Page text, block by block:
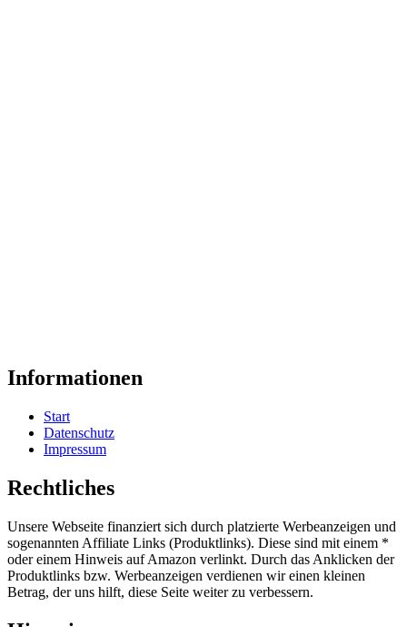
Informationen
Start
Datenschutz
Impressum
Rechtliches
Unsere Webseite finanziert sich durch platzierte Werbeanzeigen und
sogenannten Affiliate Links (Produktlinks). Diese sind mit einem *
oder einem Hinweis auf Amazon verlinkt. Durch das Anklicken der
Produktlinks bzw. Werbeanzeigen verdienen wir einen kleinen
Betrag, der uns hilft, diese Seite weiter zu verbessern.